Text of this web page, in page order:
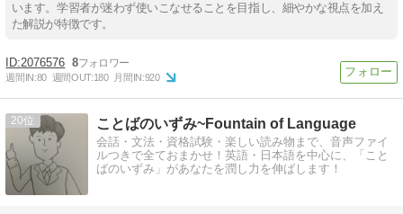
います。学習者が迷わず使いこなせることを目指し、細やかな視点を加え
た解説が特徴です。
2076576 8
週間IN:80 週間OUT:180 月間IN:920
20 ことばのいずみ~Fountain of Language
会話・文法・資格試験・楽しい読み物まで、音声ファイ
ルつきで全ておまかせ！英語・日本語を中心に、「こと
ばのいずみ」があなたを潤し力を伸ばします！